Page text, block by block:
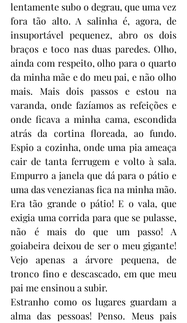
lentamente subo o degrau, que uma vez
fora tão alto. A salinha é, agora, de
insuportável pequenez, abro os dois
braços e toco nas duas paredes. Olho,
ainda com respeito, olho para o quarto
da minha mãe e do meu pai, e não olho
mais. Mais dois passos e estou na
varanda, onde fazíamos as refeições e
onde ficava a minha cama, escondida
atrás da cortina floreada, ao fundo.
Espio a cozinha, onde uma pia ameaça
cair de tanta ferrugem e volto à sala.
Empurro a janela que dá para o pátio e
uma das venezianas fica na minha mão.
Era tão grande o pátio! E o vala, que
exigia uma corrida para que se pulasse,
não é mais do que um passo! A
goiabeira deixou de ser o meu gigante!
Vejo apenas a árvore pequena, de
tronco fino e descascado, em que meu
pai me ensinou a subir.
Estranho como os lugares guardam a
alma das pessoas! Penso. Meus pais